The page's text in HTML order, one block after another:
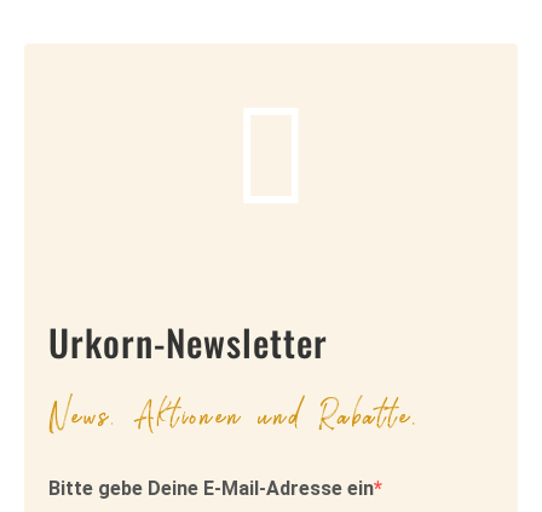
Urkorn-Newsletter
News, Aktionen und Rabatte.
Bitte gebe Deine E-Mail-Adresse ein